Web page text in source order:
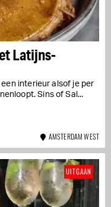
Latijns-
interieur alsof je per
Sins of Sal...
AMSTERDAM WEST
UITGAAN